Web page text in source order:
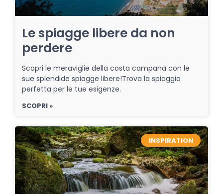
Le spiagge libere da non
perdere
Scopri le meraviglie della costa campana con le
sue splendide spiagge libere!Trova la spiaggia
perfetta per le tue esigenze.
SCOPRI »
INSPIRATION